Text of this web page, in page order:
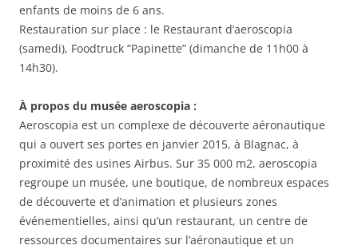
enfants de moins de 6 ans.
Restauration sur place : le Restaurant d’aeroscopia
(samedi), Foodtruck “Papinette” (dimanche de 11h00 à
14h30).
À propos du musée aeroscopia :
Aeroscopia est un complexe de découverte aéronautique
qui a ouvert ses portes en janvier 2015, à Blagnac, à
proximité des usines Airbus. Sur 35 000 m2, aeroscopia
regroupe un musée, une boutique, de nombreux espaces
de découverte et d’animation et plusieurs zones
événementielles, ainsi qu’un restaurant, un centre de
ressources documentaires sur l’aéronautique et un